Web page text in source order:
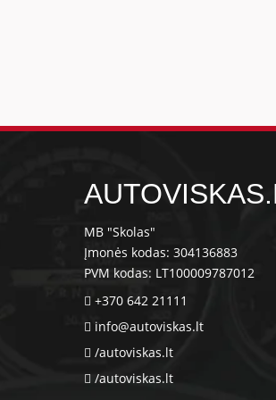
MB "Skolas"
Įmonės kodas: 304136883
PVM kodas: LT100009787012
+370 642 21111
info@autoviskas.lt
/autoviskas.lt
/autoviskas.lt